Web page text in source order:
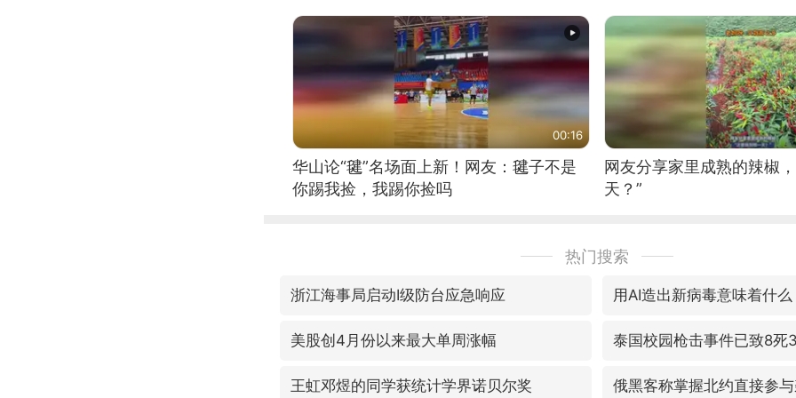
位考级不带古筝的选手。”（来源：新华每
日电讯）
00:16
华山论“毽”名场面上新！网友：毽子不是
你踢我捡，我踢你捡吗
网友分享家里成熟的辣椒
天？”
热门搜索
浙江海事局启动Ⅰ级防台应急响应 用AI造出新病毒意味着什么
美股创4月份以来最大单周涨幅 泰国校园枪击事件已致8死
王虹邓煜的同学获统计学界诺贝尔奖 俄黑客称掌握北约直接参